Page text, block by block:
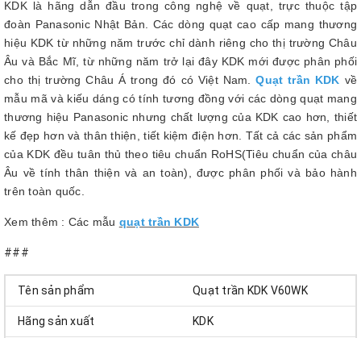
KDK là hãng dẫn đầu trong công nghệ về quạt, trực thuộc tập
đoàn Panasonic Nhật Bản. Các dòng quạt cao cấp mang thương
hiệu KDK từ những năm trước chỉ dành riêng cho thị trường Châu
Âu và Bắc Mĩ, từ những năm trở lại đây KDK mới được phân phối
cho thị trường Châu Á trong đó có Việt Nam.Quạt trần KDK về
mẫu mã và kiếu dáng có tính tương đồng với các dòng quạt mang
thương hiệu Panasonic nhưng chất lượng của KDK cao hơn, thiết
kế đẹp hơn và thân thiện, tiết kiệm điện hơn. Tất cả các sản phẩm
của KDK đều tuân thủ theo tiêu chuẩn RoHS(Tiêu chuẩn của châu
Âu về tính thân thiện và an toàn), được phân phối và bảo hành
trên toàn quốc.
Xem thêm : Các mẫu quạt trần KDK
###
Tên sản phẩm Quạt trần KDK V60WK
Hãng sản xuất KDK